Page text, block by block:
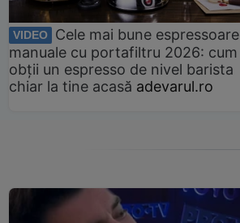
VIDEO
Cele mai bune espressoare
manuale cu portafiltru 2026: cum
obții un espresso de nivel barista
chiar la tine acasă adevarul.ro